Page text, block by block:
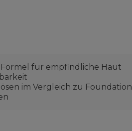
Formel für empfindliche Haut
im Vergleich zu Foundation